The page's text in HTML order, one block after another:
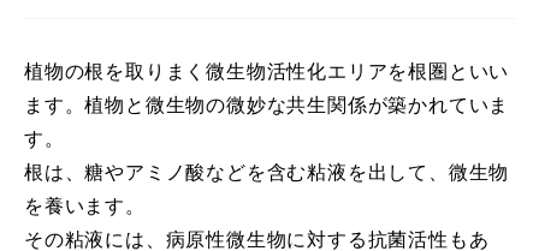
植物の根を取りまく微生物活性化エリアを根圏といい
ます。植物と微生物の微妙な共生関係が築かれていま
す。
根は、糖やアミノ酸などを含む粘液を出して、微生物
を養います。
その粘液には、病原性微生物に対する抗菌活性もあ